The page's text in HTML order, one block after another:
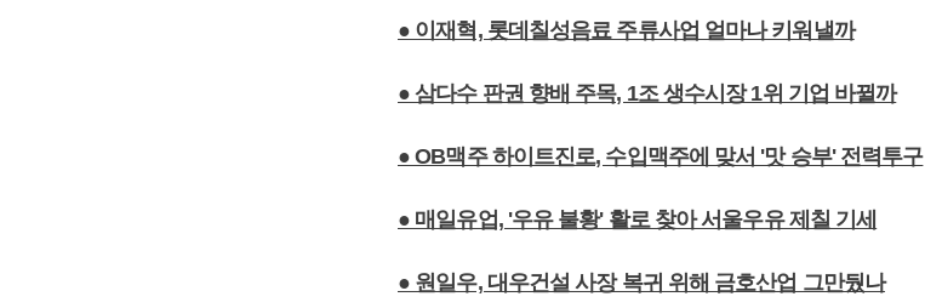
● 이재혁, 롯데칠성음료 주류사업 얼마나 키워낼까
● 삼다수 판권 향배 주목, 1조 생수시장 1위 기업 바뀔까
● OB맥주 하이트진로, 수입맥주에 맞서 '맛 승부' 전력투구
● 매일유업, '우유 불황' 활로 찾아 서울우유 제칠 기세
● 원일우, 대우건설 사장 복귀 위해 금호산업 그만뒀나